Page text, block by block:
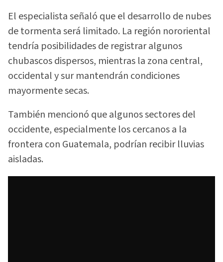
El especialista señaló que el desarrollo de nubes
de tormenta será limitado. La región nororiental
tendría posibilidades de registrar algunos
chubascos dispersos, mientras la zona central,
occidental y sur mantendrán condiciones
mayormente secas.
También mencionó que algunos sectores del
occidente, especialmente los cercanos a la
frontera con Guatemala, podrían recibir lluvias
aisladas.